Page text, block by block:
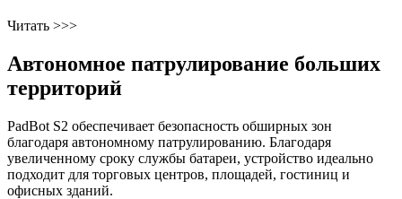
Читать >>>
Автономное патрулирование больших
территорий
PadBot S2 обеспечивает безопасность обширных зон
благодаря автономному патрулированию. Благодаря
увеличенному сроку службы батареи, устройство идеально
подходит для торговых центров, площадей, гостиниц и
офисных зданий.